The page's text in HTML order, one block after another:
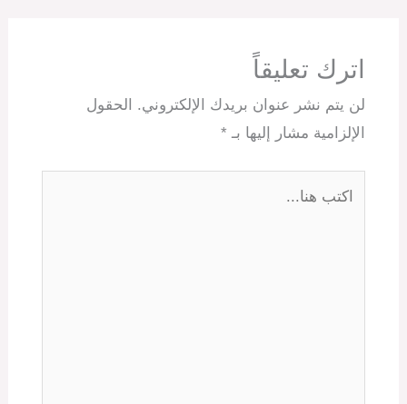
اترك تعليقاً
لن يتم نشر عنوان بريدك الإلكتروني.
الحقول
الإلزامية مشار إليها بـ *